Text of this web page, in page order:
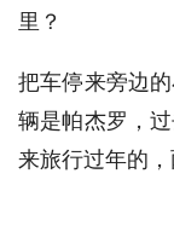
把车停来旁边
辆是帕杰罗，
来旅行过年的